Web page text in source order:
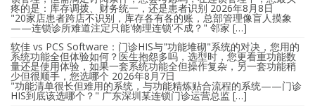
疼的是：库存调拨、财务统一，还是患者识别 2026年8月8日
"20家店患者跨店不识别，库存各有各的账，总部管理像盲人摸象
——连锁诊所难道注定只能'物理连锁'不成？" 邻家 […]
软佳 vs PCS Software：门诊HIS与"功能堆砌"系统的对决，您用的
系统功能全但体验如何？医生抱怨多吗，选型时，您更看重功能数
量还是使用体验，如果一套系统功能全但操作复杂，另一套功能稍
少但很顺手，您选哪个 2026年8月7日
"功能清单很长但难用的系统，与功能精炼贴合流程的系统——门诊
HIS到底该选哪个？" 广东深圳某连锁门诊运营总监 […]